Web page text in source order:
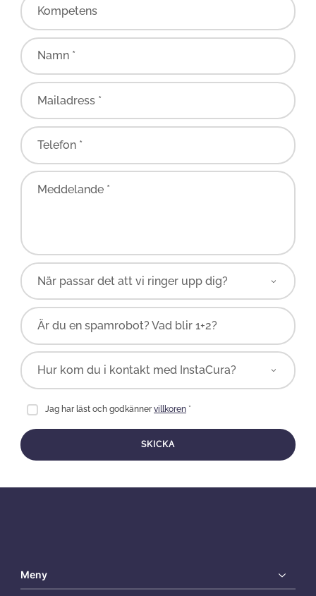
Kompetens
Namn *
Mailadress *
Telefon *
Meddelande *
Är du en spamrobot? Vad blir 1+2?
Jag har läst och godkännervillkoren*
SKICKA
Meny